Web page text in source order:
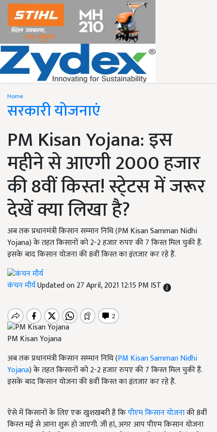
Home
सरकारी योजनाएं
PM Kisan Yojana: इस
महीने से आएगी 2000 हजार
की 8वीं किस्त! स्टे्टस में जरूर
देखें क्या लिखा है?
अब तक प्रधानमंत्री किसान सम्मान निधि (PM Kisan Samman Nidhi
Yojana) के तहत किसानों को 2-2 हजार रुपए की 7 किस्त मिल चुकी हैं.
इसके बाद किसान योजना की 8वीं किस्त का इंतजार कर रहे हैं.
कंचन मौर्यUpdated on 27 April, 2021 12:15 PM IST
PM Kisan Yojana
अब तक प्रधानमंत्री किसान सम्मान निधि (PM Kisan Samman Nidhi
Yojana) के तहत किसानों को 2-2 हजार रुपए की 7 किस्त मिल चुकी हैं.
इसके बाद किसान योजना की 8वीं किस्त का इंतजार कर रहे हैं.
ऐसे में किसानों के लिए एक खुशखबरी है किपीएम किसान योजनाकी 8वीं
किस्‍त मई से आना शुरू हो जाएगी. जी हां, अगर आप पीएम किसान योजना